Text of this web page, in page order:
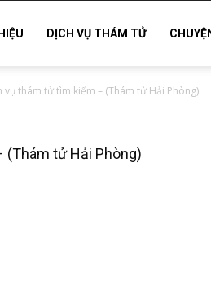
DỊCH VỤ THÁM TỬ
vụ thám tử tìm kiếm – (Thám tử Hải Phòng)
(Thám tử Hải Phòng)